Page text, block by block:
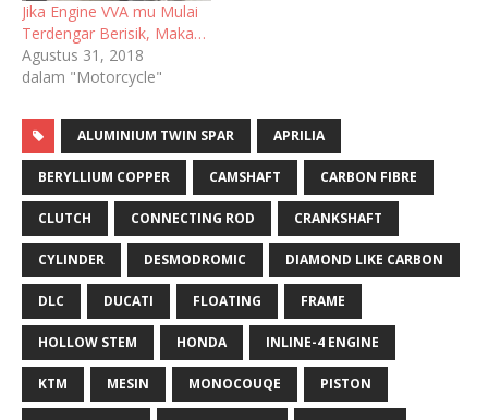
Jika Engine VVA mu Mulai
Terdengar Berisik, Maka…
Agustus 31, 2018
dalam "Motorcycle"
ALUMINIUM TWIN SPAR APRILIA
BERYLLIUM COPPER CAMSHAFT CARBON FIBRE
CLUTCH CONNECTING ROD CRANKSHAFT
CYLINDER DESMODROMIC DIAMOND LIKE CARBON
DLC DUCATI FLOATING FRAME
HOLLOW STEM HONDA INLINE-4 ENGINE
KTM MESIN MONOCOUQE PISTON